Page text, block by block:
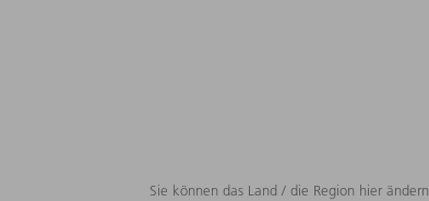
Sie können das Land / die Region hier ändern